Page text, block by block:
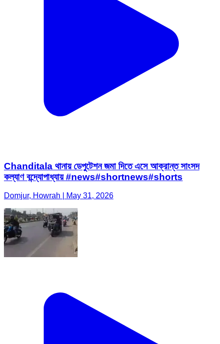
Chanditala থানায় ডেপুটেশন জমা দিতে এসে আক্রান্ত সাংসদ
কল্যাণ বন্দ্যোপাধ্যায় #news#shortnews#shorts
Domjur, Howrah | May 31, 2026